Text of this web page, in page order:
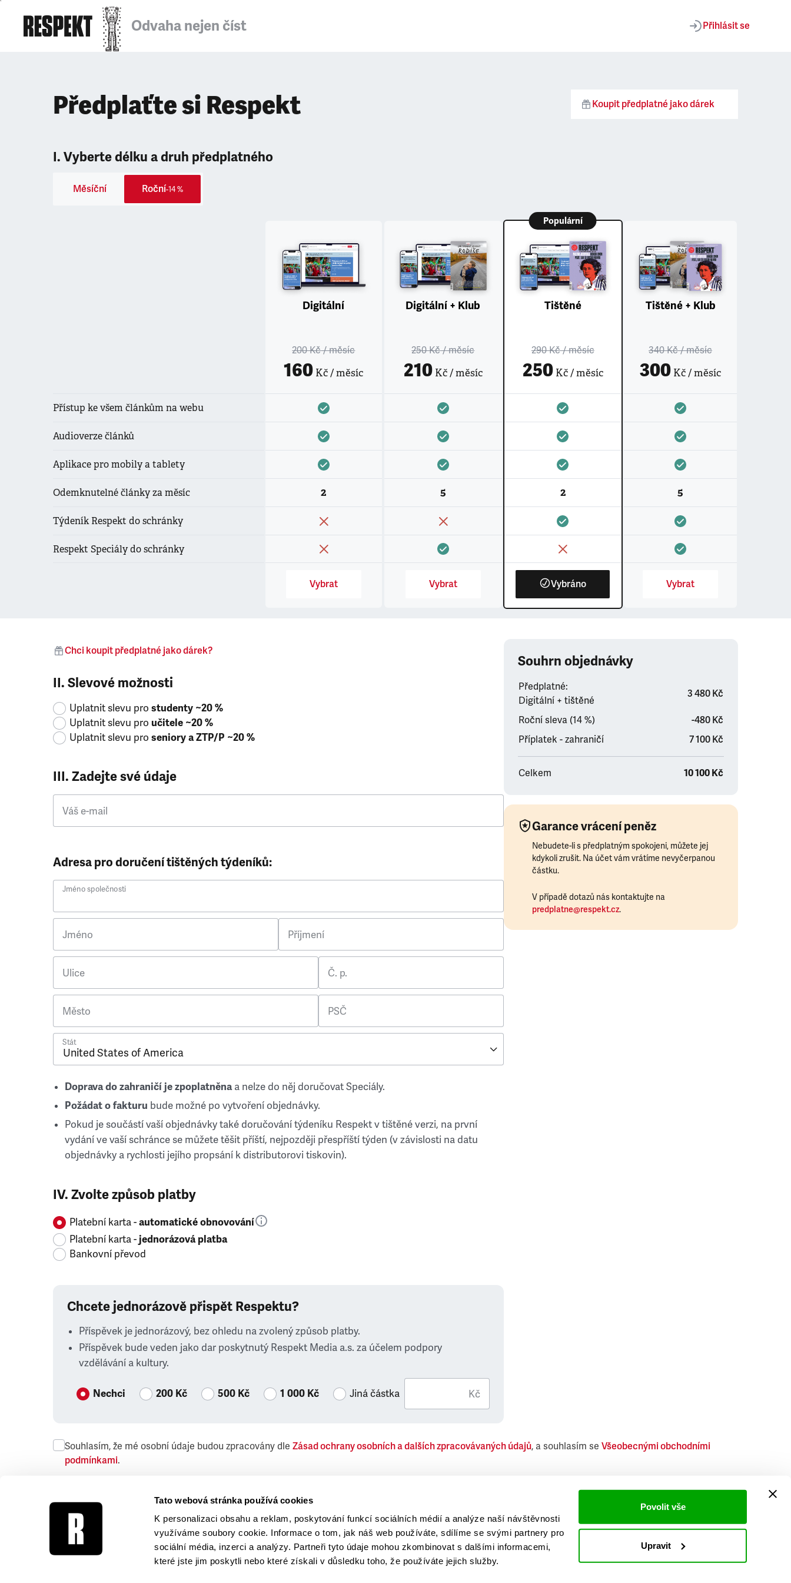
Tato webová stránka používá cookies
K personalizaci obsahu a reklam, poskytování funkcí sociálních médií a analýze naší návštěvnosti
využíváme soubory cookie. Informace o tom, jak náš web používáte, sdílíme se svými partnery pro
sociální média, inzerci a analýzy. Partneři tyto údaje mohou zkombinovat s dalšími informacemi,
které jste jim poskytli nebo které získali v důsledku toho, že používáte jejich služby.
Povolit vše
Upravit
Odvaha nejen číst Přihlásit se
Předplaťte si Respekt Koupit předplatné jako dárek
I. Vyberte délku a druh předplatného
Měsíční Roční-14 %
Přístup ke všem článkům na webu
Audioverze článků
Aplikace pro mobily a tablety
Odemknutelné články za měsíc
Týdeník Respekt do schránky
Respekt Speciály do schránky
Digitální
200 Kč/ měsíc
160 Kč / měsíc
2
Vybrat
Digitální + Klub
250 Kč/ měsíc
210Kč / měsíc
5
Vybrat
Populární
Tištěné
290 Kč/ měsíc
250Kč / měsíc
2
Vybráno
Tištěné + Klub
340 Kč/ měsíc
300 Kč / měsíc
5
Vybrat
Chci koupit předplatné jako dárek?
II. Slevové možnosti
Uplatnit slevu pro studenty ~20 %
Uplatnit slevu pro učitele ~20 %
Uplatnit slevu pro seniory a ZTP/P ~20 %
III. Zadejte své údaje
Váš e-mail
Adresa pro doručení tištěných týdeníků:
Jméno společnosti
Jméno Příjmení
Ulice Č. p.
Město PSČ
Stát
Doprava do zahraničí je zpoplatněnaa nelze do něj doručovat Speciály.
Požádat o fakturu bude možné po vytvoření objednávky.
Pokud je součástí vaší objednávky také doručování týdeníku Respekt v tištěné verzi, na první
vydání ve vaší schránce se můžete těšit příští, nejpozději přespříští týden (v závislosti na datu
objednávky a rychlosti jejího propsání k distributorovi tiskovin).
IV. Zvolte způsob platby
Platební karta -automatické obnovování
Platební karta -jednorázová platba
Bankovní převod
Chcete jednorázově přispět Respektu?
Příspěvek je jednorázový, bez ohledu na zvolený způsob platby.
Příspěvek bude veden jako dar poskytnutý Respekt Media a.s. za účelem podpory
vzdělávání a kultury.
Nechci 200 Kč 500 Kč 1 000 Kč Jiná částka Kč
Souhrn objednávky
Předplatné:
Digitální + tištěné
3 480 Kč
Roční sleva (14 %)
-480 Kč
Příplatek - zahraničí
7 100 Kč
Celkem 10 100 Kč
Garance vrácení peněz
Nebudete-li s předplatným spokojeni, můžete jej
kdykoli zrušit. Na účet vám vrátíme nevyčerpanou
částku.
V případě dotazů nás kontaktujte na
predplatne@respekt.cz.
Souhlasím, že mé osobní údaje budou zpracovány dle Zásad ochrany osobních a dalších zpracovávaných údajů, a souhlasím se Všeobecnými obchodními
podmínkami.